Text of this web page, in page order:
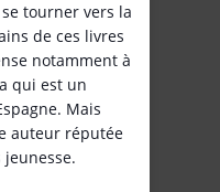
tourner vers la
de ces livres
notamment à
qui est un
Mais
auteur réputée